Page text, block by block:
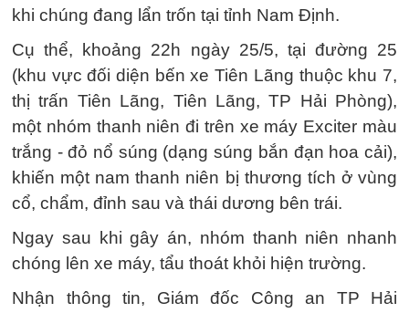
khi chúng đang lẩn trốn tại tỉnh Nam Định.
Cụ thể, khoảng 22h ngày 25/5, tại đường 25
(khu vực đối diện bến xe Tiên Lãng thuộc khu 7,
thị trấn Tiên Lãng, Tiên Lãng, TP Hải Phòng),
một nhóm thanh niên đi trên xe máy Exciter màu
trắng - đỏ nổ súng (dạng súng bắn đạn hoa cải),
khiến một nam thanh niên bị thương tích ở vùng
cổ, chẩm, đỉnh sau và thái dương bên trái.
Ngay sau khi gây án, nhóm thanh niên nhanh
chóng lên xe máy, tẩu thoát khỏi hiện trường.
Nhận thông tin, Giám đốc Công an TP Hải